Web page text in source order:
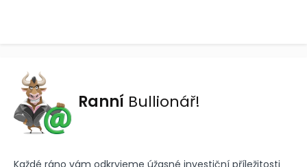
Ranní Bullionář!